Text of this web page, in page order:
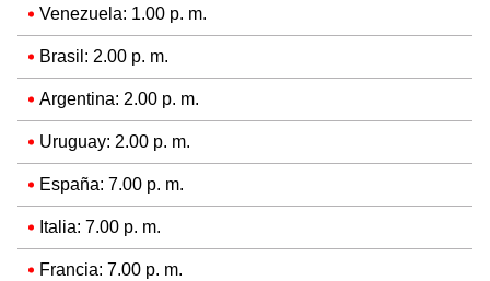
Venezuela: 1.00 p. m.
Brasil: 2.00 p. m.
Argentina: 2.00 p. m.
Uruguay: 2.00 p. m.
España: 7.00 p. m.
Italia: 7.00 p. m.
Francia: 7.00 p. m.